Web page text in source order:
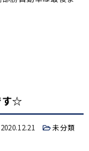
す☆
2020.12.21 未分類